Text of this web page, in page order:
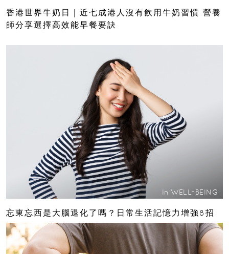
香港世界牛奶日｜近七成港人沒有飲用牛奶習慣 營養
師分享選擇高效能早餐要訣
In WELL-BEING
忘東忘西是大腦退化了嗎？日常生活記憶力增強8招